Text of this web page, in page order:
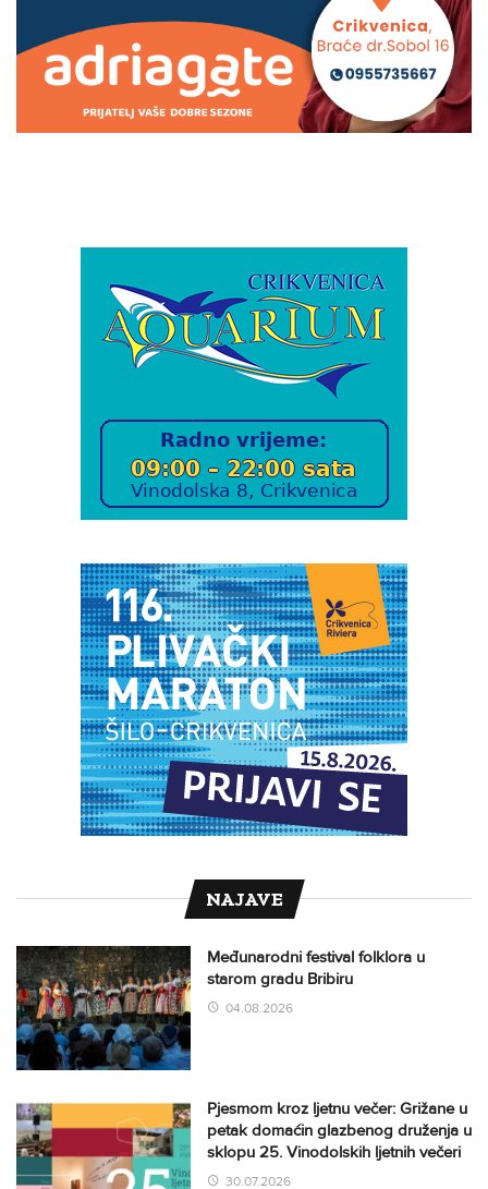
NAJAVE
Međunarodni festival folklora u
starom gradu Bribiru
04.08.2026
Pjesmom kroz ljetnu večer: Grižane u
petak domaćin glazbenog druženja u
sklopu 25. Vinodolskih ljetnih večeri
30.07.2026